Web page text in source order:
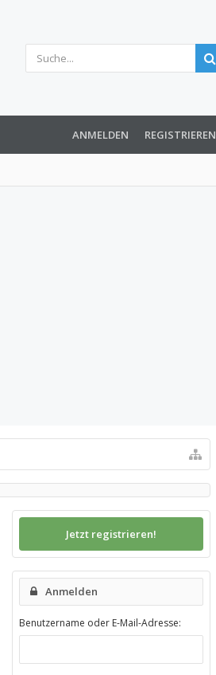
ANMELDEN REGISTRIEREN
Jetzt registrieren!
Anmelden
Benutzername oder E-Mail-Adresse: